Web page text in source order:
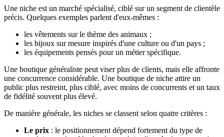
Une niche est un marché spécialisé, ciblé sur un segment de clientèle
précis. Quelques exemples parlent d'eux-mêmes :
les vêtements sur le thème des animaux ;
les bijoux sur mesure inspirés d'une culture ou d'un pays ;
les équipements pensés pour un métier spécifique.
Une boutique généraliste peut viser plus de clients, mais elle affronte
une concurrence considérable. Une boutique de niche attire un
public plus restreint, plus ciblé, avec moins de concurrents et un taux
de fidélité souvent plus élevé.
De manière générale, les niches se classent selon quatre critères :
Le prix : le positionnement dépend fortement du type de